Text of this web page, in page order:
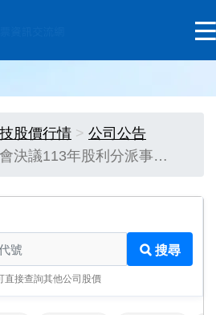
股價行情
公司公告
決議113年股利分派事…
搜尋
直接查詢其他公司股價